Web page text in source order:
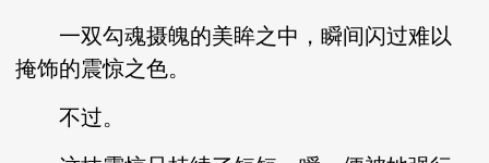
一双勾魂摄魄的美眸之中，瞬间闪过难以
掩饰的震惊之色。
不过。